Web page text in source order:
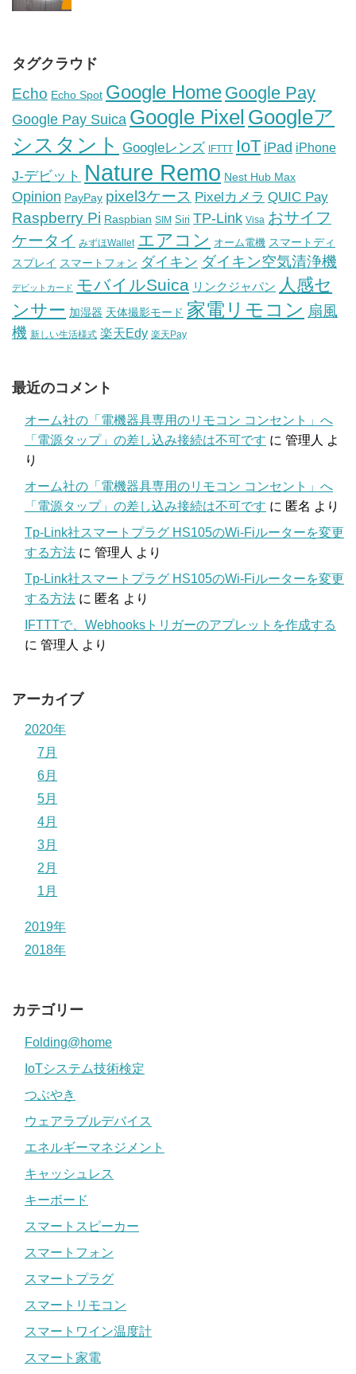
タグクラウド
Echo Echo Spot Google Home Google Pay
Google Pay Suica Google Pixel Googleア
シスタント Googleレンズ IFTTT IoT iPad iPhone
J-デビット Nature Remo Nest Hub Max
Opinion PayPay pixel3ケース Pixelカメラ QUIC Pay
Raspberry Pi Raspbian SIM Siri TP-Link Visa おサイフ
ケータイ みずほWallet エアコン オーム電機 スマートディ
スプレイ スマートフォン ダイキン ダイキン空気清浄機
デビットカード モバイルSuica リンクジャパン 人感セ
ンサー 加湿器 天体撮影モード 家電リモコン 扇風
機 新しい生活様式 楽天Edy 楽天Pay
最近のコメント
オーム社の「電機器具専用のリモコン コンセント」へ
「電源タップ」の差し込み接続は不可です に 管理人 よ
り
オーム社の「電機器具専用のリモコン コンセント」へ
「電源タップ」の差し込み接続は不可です に 匿名 より
Tp-Link社スマートプラグ HS105のWi-Fiルーターを変更
する方法 に 管理人 より
Tp-Link社スマートプラグ HS105のWi-Fiルーターを変更
する方法 に 匿名 より
IFTTTで、Webhooksトリガーのアプレットを作成する
に 管理人 より
アーカイブ
2020年
7月
6月
5月
4月
3月
2月
1月
2019年
2018年
カテゴリー
Folding@home
IoTシステム技術検定
つぶやき
ウェアラブルデバイス
エネルギーマネジメント
キャッシュレス
キーボード
スマートスピーカー
スマートフォン
スマートプラグ
スマートリモコン
スマートワイン温度計
スマート家電